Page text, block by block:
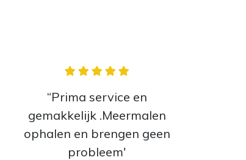
“Prima service en
gemakkelijk .Meermalen
ophalen en brengen geen
probleem'